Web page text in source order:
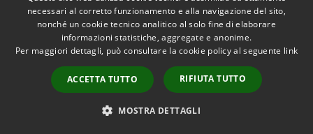
CATEGORIE DI SERVIZIO
Anagrafe e stato civile
Cultura e tempo libero
necessari al corretto funzionamento e alla navigazione del sito,
nonché un cookie tecnico analitico al solo fine di elaborare
informazioni statistiche, aggregate e anonime.
Per maggiori dettagli, può consultare la cookie policy al seguente link
ACCETTA TUTTO RIFIUTA TUTTO
MOSTRA DETTAGLI